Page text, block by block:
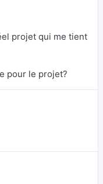
projet qui me tient
pour le projet?